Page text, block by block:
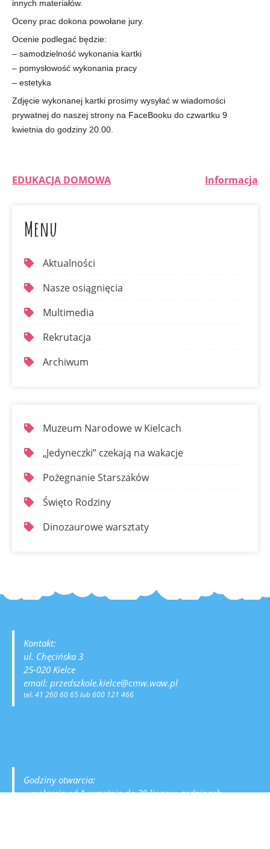
innych materiałów.
Oceny prac dokona powołane jury.
Ocenie podlegać będzie:
– samodzielność wykonania kartki
– pomysłowość wykonania pracy
– estetyka
Zdjęcie wykonanej kartki prosimy wysyłać w wiadomości
prywatnej do naszej strony na FaceBooku do czwartku 9
kwietnia do godziny 20.00.
EDUKACJA DOMOWA Informacja
Menu
Aktualności
Nasze osiągnięcia
Multimedia
Rekrutacja
Archiwum
Muzeum Narodowe w Kielcach
„Jedyneczki” czekają na wakacje
Pożegnanie Starszaków
Święto Rodziny
Dinozaurowe warsztaty
Kontakt:
ul. Chęcińska 3
25-020 Kielce
email: przedszkole.kielce@cmw.waw.pl
tel. 41 260 60 65 lub 600 121 466
Godziny otwarcia:
- w okresie od 1 września do 30 lipca w godzinach